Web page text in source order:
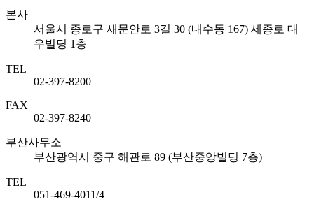
본사
서울시 종로구 새문안로 3길 30 (내수동 167) 세종로 대
우빌딩 1층
TEL
02-397-8200
FAX
02-397-8240
부산사무소
부산광역시 중구 해관로 89 (부산중앙빌딩 7층)
TEL
051-469-4011/4